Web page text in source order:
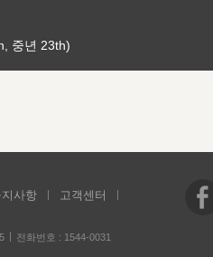
중년 23th)
지사항
고객센터
전화번호 : 1544-0031